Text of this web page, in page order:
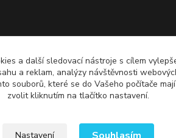
a další sledovací nástroje s cílem
a reklam, analýzy návštěvnosti
souborů, které se do Vašeho počítače
zvolit kliknutím na tlačítko nastavení.
Nastavení